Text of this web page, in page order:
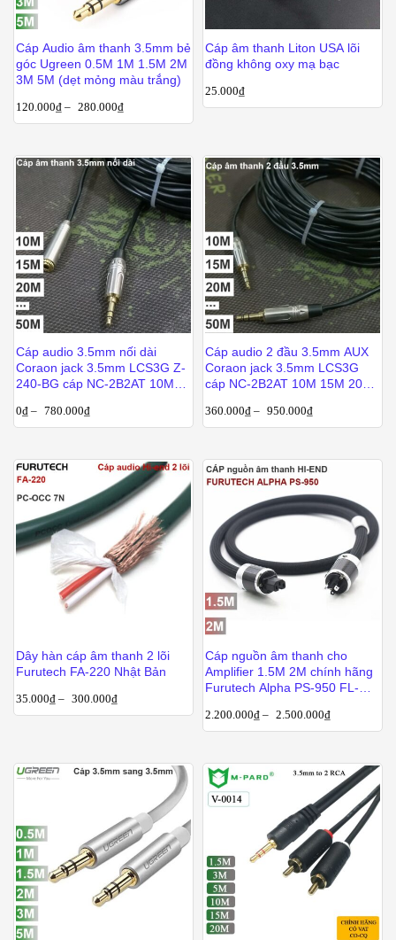
Cáp Audio âm thanh 3.5mm bẻ
góc Ugreen 0.5M 1M 1.5M 2M
3M 5M (dẹt mỏng màu trắng)
120.000₫ – 280.000₫
Cáp âm thanh Liton USA lõi
đồng không oxy mạ bạc
25.000₫
Cáp audio 3.5mm nối dài
Coraon jack 3.5mm LCS3G Z-
240-BG cáp NC-2B2AT 10M
0₫ – 780.000₫
Cáp audio 2 đầu 3.5mm AUX
Coraon jack 3.5mm LCS3G
cáp NC-2B2AT 10M 15M 20M
360.000₫ – 950.000₫
Dây hàn cáp âm thanh 2 lõi
Furutech FA-220 Nhật Bản
35.000₫ – 300.000₫
Cáp nguồn âm thanh cho
Amplifier 1.5M 2M chính hãng
Furutech Alpha PS-950 FL-
2.200.000₫ – 2.500.000₫